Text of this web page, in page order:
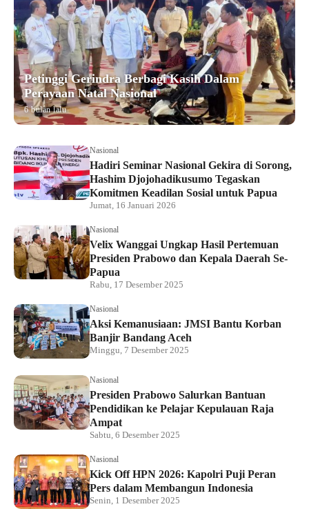
Petinggi Gerindra Berbagi Kasih Dalam
Perayaan Natal Nasional
6 bulan lalu
Nasional
Hadiri Seminar Nasional Gekira di Sorong,
Hashim Djojohadikusumo Tegaskan
Komitmen Keadilan Sosial untuk Papua
Jumat, 16 Januari 2026
Nasional
Velix Wanggai Ungkap Hasil Pertemuan
Presiden Prabowo dan Kepala Daerah Se-
Papua
Rabu, 17 Desember 2025
Nasional
Aksi Kemanusiaan: JMSI Bantu Korban
Banjir Bandang Aceh
Minggu, 7 Desember 2025
Nasional
Presiden Prabowo Salurkan Bantuan
Pendidikan ke Pelajar Kepulauan Raja
Ampat
Sabtu, 6 Desember 2025
Nasional
Kick Off HPN 2026: Kapolri Puji Peran
Pers dalam Membangun Indonesia
Senin, 1 Desember 2025